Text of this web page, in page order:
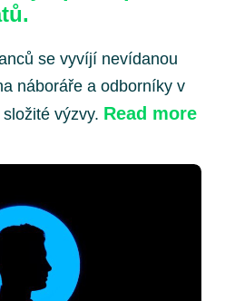
se vyvíjí nevídanou
náboráře a odborníky v
výzvy. Read more